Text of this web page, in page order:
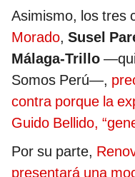
Asimismo, los tres
Morado, Susel
Málaga-Trillo
Somos Perú—,
contra porque la
Guido Bellido,
Por su parte,
presentará una